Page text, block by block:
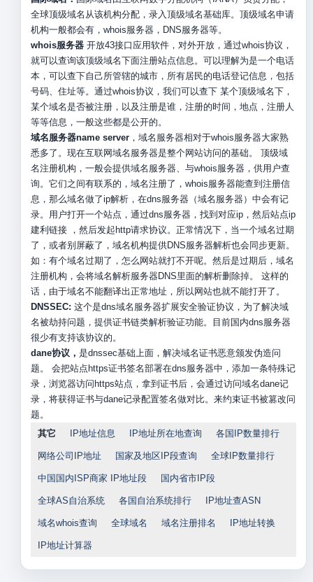
全球顶级域名从该机构分配，录入顶级域名基础库。顶级域名申请
机构一般都会有，whois服务器，DNS服务器等。
whois服务器开放43接口应用软件，对外开放，通过whois协议，
就可以查询该顶级域名下面注册站点信息。可以理解为是一个电话
本，可以查下自己所管辖的城市，所有居民的电话登记信息，包括
号码、住址等。通过whois协议，我们可以查下 某个顶级域名下，
某个域名是否被注册，以及注册是谁，注册的时间，地点，注册人
等等信息，一般这些都是公开的。
域名服务器name server，域名服务器相对于whois服务器大家熟
悉多了。现在互联网域名服务器是整个网站访问的基础。 顶级域
名注册机构，一般会提供域名服务器、与whois服务器，供用户查
询。它们之间有联系的，域名注册了，whois服务器能查到注册信
息，那么域名做了ip解析，在dns服务器（域名服务器）中会有记
录。用户打开一个站点，通过dns服务器，找到对应ip，然后站点ip
建利链接 ，然后发起http请求协议。正常情况下，当一个域名过期
了，或者别屏蔽了，域名机构提供DNS服务器解析也会同步更新。
如：有个域名过期了，怎么网站就打不开呢。然后是过期后，域名
注册机构，会将域名解析服务器DNS里面的解析删除掉。 这样的
话，由于域名不能翻译出正常地址，所以网站也就不能打开了。
DNSSEC: 这个是dns域名服务器扩展安全验证协议，为了解决域
名被劫持问题，提供证书链类解析验证功能。目前国内dns服务器
很少有支持该协议的。
dane协议， 是dnssec基础上面，解决域名证书恶意颁发伪造问
题。 会把站点https证书签名部署在dns服务器中，添加一条特殊记
录，浏览器访问https站点，拿到证书后，会通过访问域名dane记
录，将获得证书与dane记录配置签名做对比。来约束证书被篡改问
题。
其它
IP地址信息 IP地址所在地查询 各国IP数量排行
网络公司IP地址 国家及地区IP段查询 全球IP数量排行
中国国内ISP商家 IP地址段 国内省市IP段
全球AS自治系统 各国自治系统排行 IP地址查ASN
域名whois查询 全球域名 域名注册排名 IP地址转换
IP地址计算器